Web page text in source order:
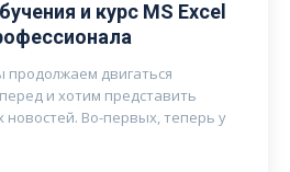
и курс MS Excel
двигаться
и хотим представить
теперь у